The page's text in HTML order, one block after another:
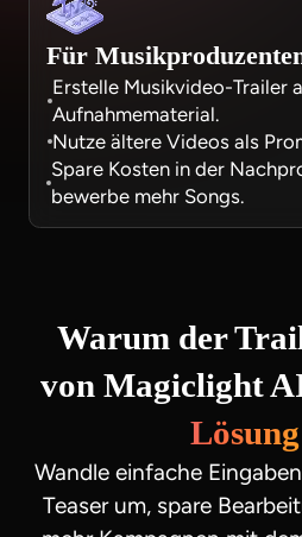
Für
Erstelle Musikvideo-Trailer
Aufnahmematerial.
Nutze ältere Videos als
Spare Kosten in der
bewerbe mehr Songs.
Warum der
von Magiclight
Wandle einfache
Teaser um, spare